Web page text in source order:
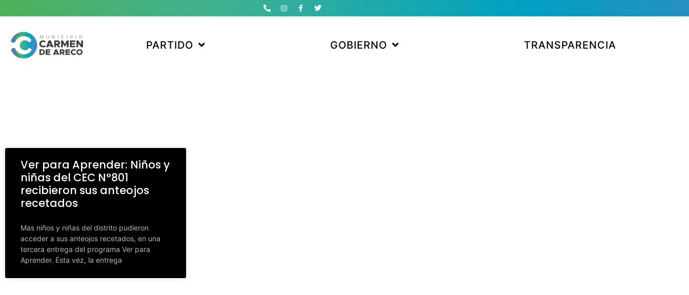
PARTIDO GOBIERNO TRANSPARENCIA
Ver para Aprender: Niños y
niñas del CEC N°801
recibieron sus anteojos
recetados
Mas niños y niñas del distrito pudieron
acceder a sus anteojos recetados, en una
tercera entrega del programa Ver para
Aprender. Ésta vez, la entrega